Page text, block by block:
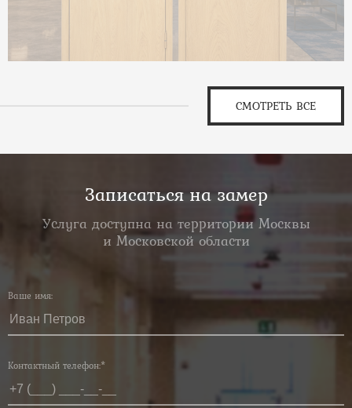
СМОТРЕТЬ ВСЕ
Записаться на замер
Услуга доступна на территории Москвы
и Московской области
Ваше имя:
Контактный телефон:*